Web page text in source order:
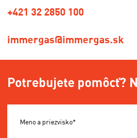
+421 32 2850 100
immergas@immergas.sk
Potrebujete pomôcť?
Meno a priezvisko*